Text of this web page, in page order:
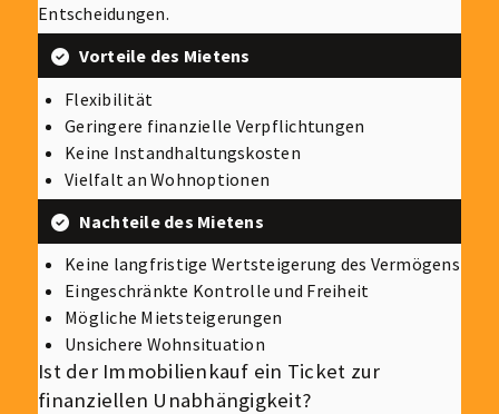
Entscheidungen.
Vorteile des Mietens
Flexibilität
Geringere finanzielle Verpflichtungen
Keine Instandhaltungskosten
Vielfalt an Wohnoptionen
Nachteile des Mietens
Keine langfristige Wertsteigerung des Vermögens
Eingeschränkte Kontrolle und Freiheit
Mögliche Mietsteigerungen
Unsichere Wohnsituation
Ist der Immobilienkauf ein Ticket zur
finanziellen Unabhängigkeit?